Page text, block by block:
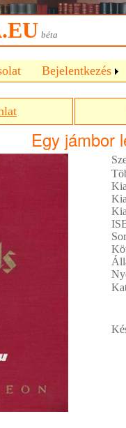
béta
Bejelentkezés
Egy jámbor